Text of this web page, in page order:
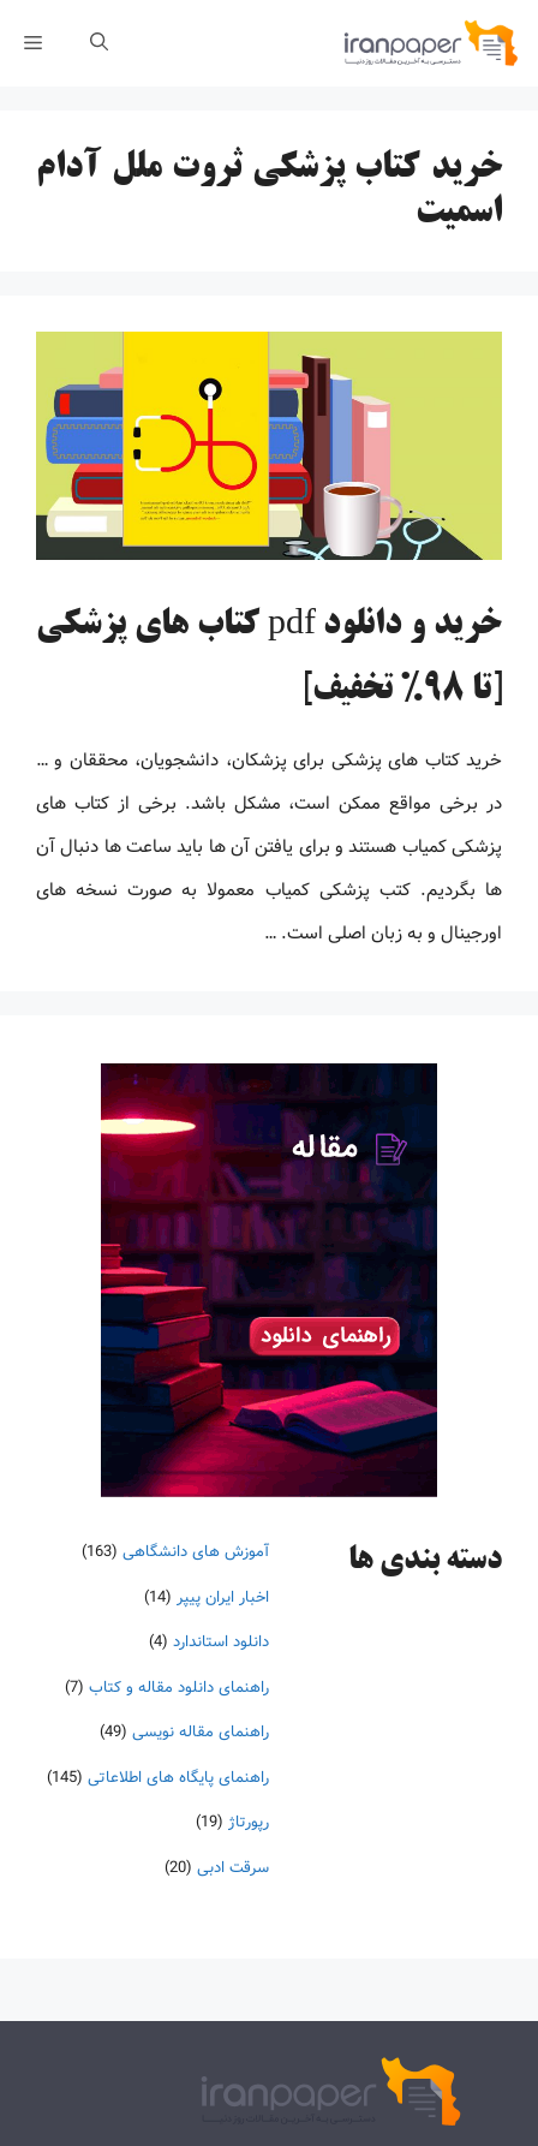
پرش
خرید کتاب پزشکی ثروت ملل آدام
اسمیت
خرید و دانلود pdf کتاب های پزشکی
[تا 98% تخفیف]
خرید کتاب های پزشکی برای پزشکان، دانشجویان، محققان و …
در برخی مواقع ممکن است، مشکل باشد. برخی از کتاب های
پزشکی کمیاب هستند و برای یافتن آن ها باید ساعت ها دنبال آن
ها بگردیم. کتب پزشکی کمیاب معمولا به صورت نسخه های
اورجینال و به زبان اصلی است. …
دسته‌ بندی ها آموزش های دانشگاهی (163)
اخبار ایران پیپر (14)
دانلود استاندارد (4)
راهنمای دانلود مقاله و کتاب (7)
راهنمای مقاله نویسی (49)
راهنمای پایگاه های اطلاعاتی (145)
رپورتاژ (19)
سرقت ادبی (20)